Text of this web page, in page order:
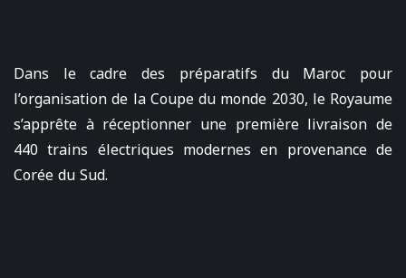
Dans le cadre des préparatifs du Maroc pour
l’organisation de la Coupe du monde 2030, le Royaume
s’apprête à réceptionner une première livraison de
440 trains électriques modernes en provenance de
Corée du Sud.